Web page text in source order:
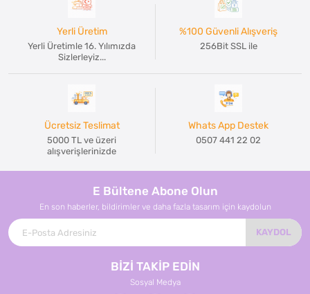
Yerli Üretim
Yerli Üretimle 16. Yılımızda
Sizlerleyiz...
%100 Güvenli Alışveriş
256Bit SSL ile
Ücretsiz Teslimat
5000 TL ve üzeri
alışverişlerinizde
Whats App Destek
0507 441 22 02
E Bültene Abone Olun
En son haberler, bildirimler ve daha fazla tasarım için kaydolun
KAYDOL
BİZİ TAKİP EDİN
Sosyal Medya